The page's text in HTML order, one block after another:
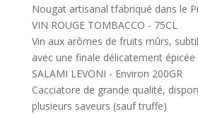
Nougat artisanal tfabriqué dans le
VIN ROUGE TOMBACCO - 75CL
Vin aux arômes de fruits mûrs,
avec une finale délicatement épicée
SALAMI LEVONI - Environ 200GR
Cacciatore de grande qualité,
plusieurs saveurs (sauf truffe)